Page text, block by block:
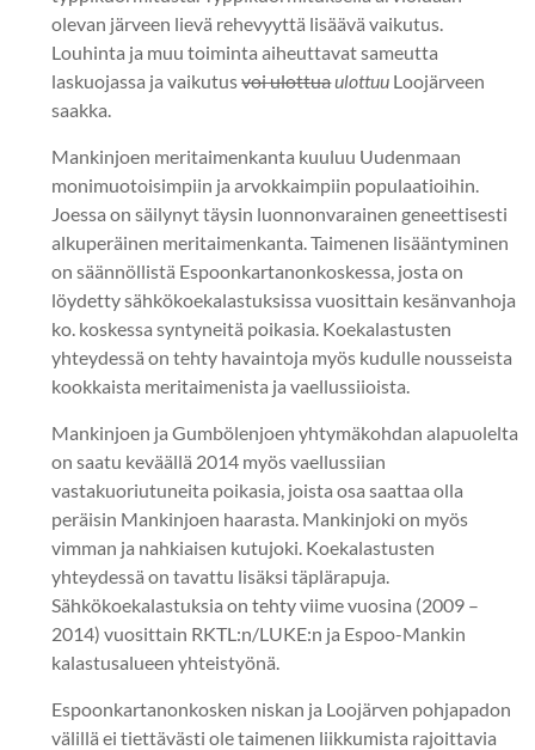
olevan järveen lievä rehevyyttä lisäävä vaikutus.
Louhinta ja muu toiminta aiheuttavat sameutta
laskuojassa ja vaikutusvoi ulottuaulottuu Loojärveen
saakka.
Mankinjoen meritaimenkanta kuuluu Uudenmaan
monimuotoisimpiin ja arvokkaimpiin populaatioihin.
Joessa on säilynyt täysin luonnonvarainen geneettisesti
alkuperäinen meritaimenkanta. Taimenen lisääntyminen
on säännöllistä Espoonkartanonkoskessa, josta on
löydetty sähkökoekalastuksissa vuosittain kesänvanhoja
ko. koskessa syntyneitä poikasia. Koekalastusten
yhteydessä on tehty havaintoja myös kudulle nousseista
kookkaista meritaimenista ja vaellussiioista.
Mankinjoen ja Gumbölenjoen yhtymäkohdan alapuolelta
on saatu keväällä 2014 myös vaellussiian
vastakuoriutuneita poikasia, joista osa saattaa olla
peräisin Mankinjoen haarasta. Mankinjoki on myös
vimman ja nahkiaisen kutujoki. Koekalastusten
yhteydessä on tavattu lisäksi täplärapuja.
Sähkökoekalastuksia on tehty viime vuosina (2009 –
2014) vuosittain RKTL:n/LUKE:n ja Espoo-Mankin
kalastusalueen yhteistyönä.
Espoonkartanonkosken niskan ja Loojärven pohjapadon
välillä ei tiettävästi ole taimenen liikkumista rajoittavia